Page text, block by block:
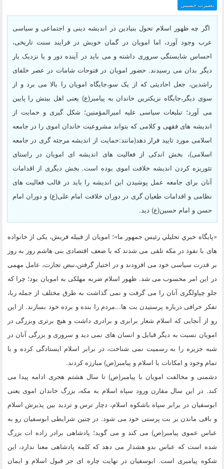
بصیرت حسینی
اگر چه ظهور اسلام تحول بنیادین در اندیشه دینی و اجتماعی و سیاسی
عرب وجود آورد، اما امویان در گمان خویش در فرایند سنت تاریخی،
احساس شایستگی سروری داشته و می باید در آینده دور و یا نزدیک بار
دیگر بدان می رسیدند. حضور امویان در فتوحات شامات در عصر خلفای
راشدین، جعل احادیثی که از یک سو،جایگاه امویان را بالا می برد و از
سوی دیگر،جایگاه نزیکترین خاندان به پیامبر(ع) یعنی اهل بیتش را پایین
می آورد؛ تبلیغات سیاسی علیه امیرالمؤمنین؛ شکل گیری و حمایت از
اندیشه های فقهی و کلامی که بتواند مشروعیت خاندان اموی را در جامعه
اسلامی مورد تایید قرار دهد(مانند:حمایت از اندیشه مرجئه گری در جامعه
اسلامی)، بخش اندکی از فعالیت های اندیشه ای امویان در راستای
تئوریزه کردن اندیشه خلافت اموی بوده است. بخش دیگری از اقدامات
آنان برای جامعه عمل پوشیدن این اندیشه را باید در قالب فعالیت های
نظامی و اقدامات طغیان گری در دوران خلافت امام علی(ع) و دوران امام
حسن و امام حسین(ع) دید.
«پايگاه خبري تحليلي رئيس جمهور ما»؛ امویان از قبیله قریش، یکی از خانواده
های با نفوذ در مکه تلقی می شدند که با ضعف اقتصادی بنی هاشم روز به روز
بر قدرت سیاسی خود می افزودند و در اختیار گرفتن،نبض تجارت، عامل مهمی
در این امر محسوب می شد. ظهور اسلام ضربه مهلکی به امویان بود؛ چرا که
جلو چپاولگری آنان را می گرفت و نمی گذاشت به طرق مختلف از جمله ربا،
تفکر خرافی درباره پرستیدن بت ها...مردم را بنده و برده خود بسازند. از این
رو از آنجایی که اسلام شعار برابری و برادری داشت و هیچ برتری وبزرگی در
امویان نسبت به دیگر قبایل و انسان های نمی دید و سروری و بزرگی آنان در
شبه جزیره را به رسمیت نمی شناخت، در برابر اسلام ایستادگی کرده و با
تمام وجود و امکانات با اسلام و پیامبر(ص) مبارزه کردند.
دشمنی و مخالفت امویان با پیامبر(ص) تا سال هشتم هجری ادامه پیدا می
کند. در این سال مقارن ورود سپاه اسلام به مکه، بزرگ خاندان اموی یعنی
ابوسفیان در برابر سپاه باشکوه اسلام، دچار ترس و تردید بین پذیرش اسلام
و باقی ماندن بر بت پرستی خود می شود. در چنین شرایطی ابوسفیان رو به
عباس عموی پیامبر(ص) می کند و می گوید؛ پادشاهی برادر زاده ات بزرگ
شده است که عباس بدو هشدار می دهد که کلمه پادشاهی معنا ندارد، این
شکوه پیامبری است. ابوسفیان در نهایت چاره ای جز قبول اسلام و ایمان